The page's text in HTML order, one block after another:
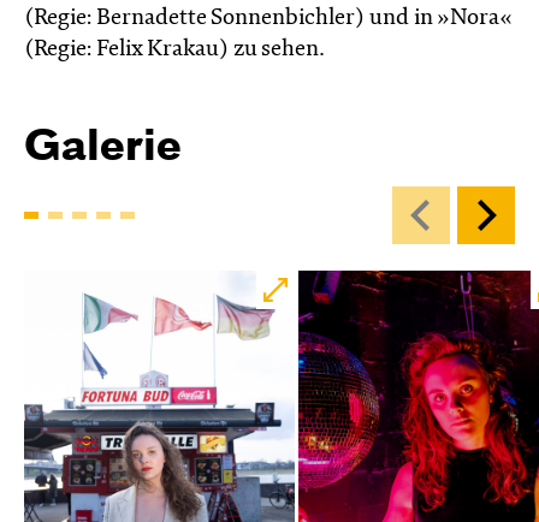
(Regie: Bernadette Sonnenbichler) und in »Nora«
(Regie: Felix Krakau) zu sehen.
Galerie